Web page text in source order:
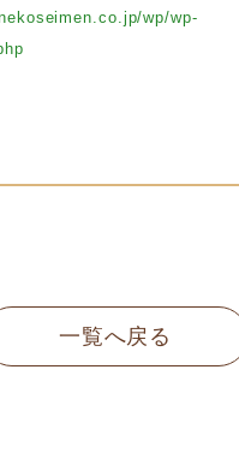
wp/wp-
一覧へ戻る